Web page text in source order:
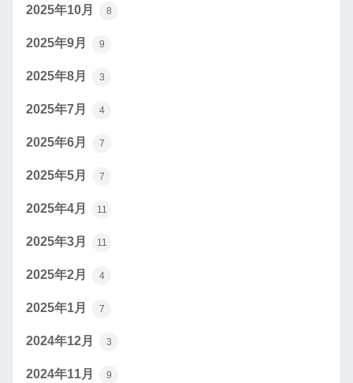
2025年10月 8
2025年9月 9
2025年8月 3
2025年7月 4
2025年6月 7
2025年5月 7
2025年4月 11
2025年3月 11
2025年2月 4
2025年1月 7
2024年12月 3
2024年11月 9